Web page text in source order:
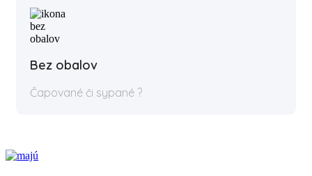
Bez obalov
Čapované či sypané ?